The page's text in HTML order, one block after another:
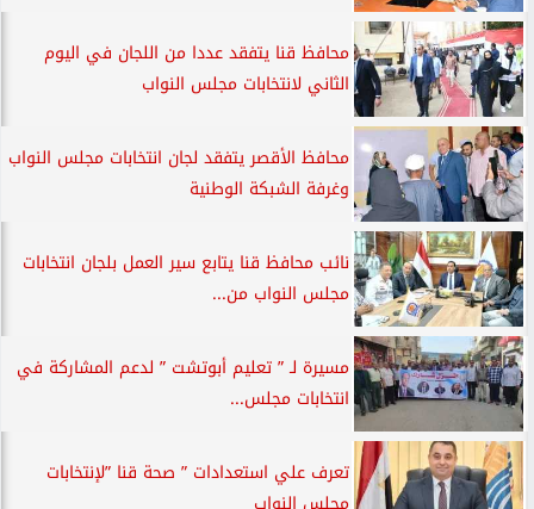
محافظ قنا يتفقد عددا من اللجان في اليوم
الثاني لانتخابات مجلس النواب
محافظ الأقصر يتفقد لجان انتخابات مجلس النواب
وغرفة الشبكة الوطنية
نائب محافظ قنا يتابع سير العمل بلجان انتخابات
مجلس النواب من...
مسيرة لـ ” تعليم أبوتشت ” لدعم المشاركة في
انتخابات مجلس...
تعرف علي استعدادات ” صحة قنا ”لإنتخابات